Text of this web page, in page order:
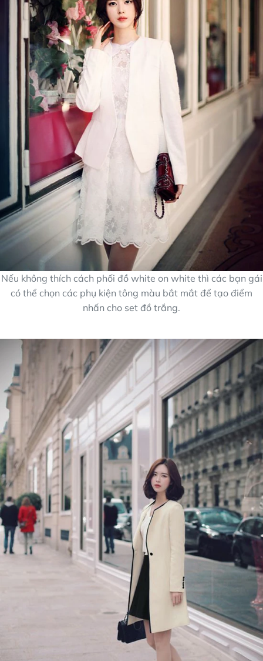
Nếu không thích cách phối đồ white on white thì các bạn gái
có thể chọn các phụ kiện tông màu bắt mắt để tạo điểm
nhấn cho set đồ trắng.